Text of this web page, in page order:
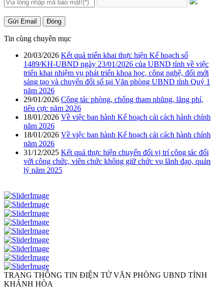
Gửi Email Đóng
Tin cùng chuyên mục
20/03/2026 Kết quả triển khai thực hiện Kế hoạch số
1489/KH-UBND ngày 23/01/2026 của UBND tỉnh về việc
triển khai nhiệm vụ phát triển khoa học, công nghệ, đổi mới
sáng tạo và chuyển đổi số tại Văn phòng UBND tỉnh Quý 1
năm 2026
29/01/2026 Công tác phòng, chống tham nhũng, lãng phí,
tiêu cực năm 2026
18/01/2026 Về việc ban hành Kế hoạch cải cách hành chính
năm 2026
18/01/2026 Về việc ban hành Kế hoạch cải cách hành chính
năm 2026
31/12/2025 Kết quả thực hiện chuyển đổi vị trí công tác đối
với công chức, viên chức không giữ chức vụ lãnh đạo, quản
lý năm 2025
TRANG THÔNG TIN ĐIỆN TỬ VĂN PHÒNG UBND TỈNH
KHÁNH HÒA